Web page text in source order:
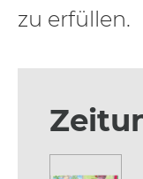
zu erfüllen.